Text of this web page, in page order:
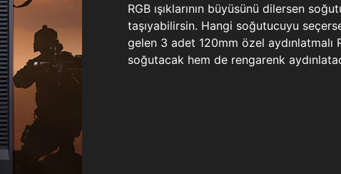
RGB ışıklarının büyüsünü dilersen
taşıyabilirsin. Hangi soğutucuyu
gelen 3 adet 120mm özel aydınlatmalı
soğutacak hem de rengarenk